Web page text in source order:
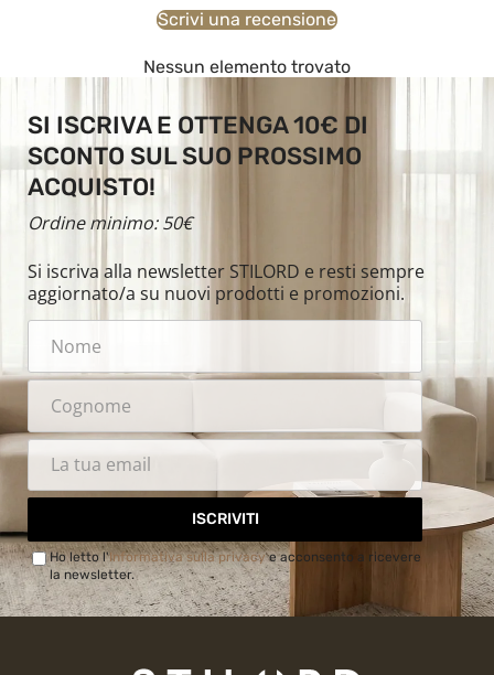
Scrivi una recensione
Nessun elemento trovato
SI ISCRIVA E OTTENGA 10€ DI
SCONTO SUL SUO PROSSIMO
ACQUISTO!
Ordine minimo: 50€
Si iscriva alla newsletter STILORD e resti sempre
aggiornato/a su nuovi prodotti e promozioni.
ISCRIVITI
Ho letto l'Informativa sulla privacye acconsento a ricevere
la newsletter.